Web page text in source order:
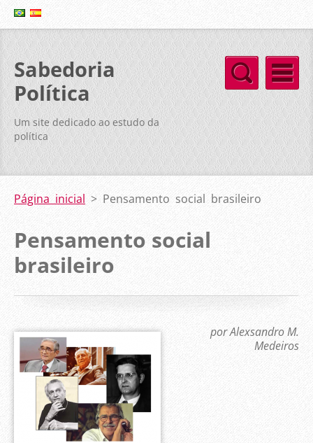
Sabedoria
Política
Um site dedicado ao estudo da
política
Página inicial > Pensamento social brasileiro
Pensamento social
brasileiro
por Alexsandro M.
Medeiros